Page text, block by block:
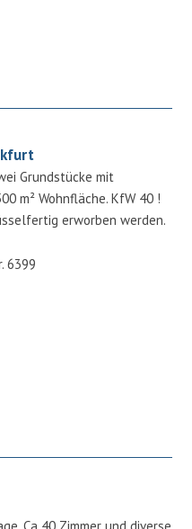
Grundstücke mit
m² Wohnfläche. KfW 40 !
erworben werden.
6399